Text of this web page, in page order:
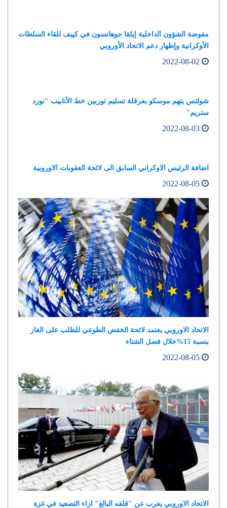
مفوضة الشؤون الداخلية إيلفا جوهانسون في كييف للقاء السلطات
الأوكرانية وإظهار دعم الاتحاد الأوروبي
شولتس يتهم موسكو بعرقلة تسليم توربين خط الأنابيب "نورد
ستريم"
اضافة الرئيس الاوكراني السابق الى لائحة العقوبات الاوروبية
الاتحاد الاوروبي يعتمد لائحة الخفض الطوعي للطلب على الغاز
بنسبة 15%خلال فصل الشتاء
الاتحاد الاوروبي يعرب عن "قلقه البالغ" ازاء التصعيد في غزة